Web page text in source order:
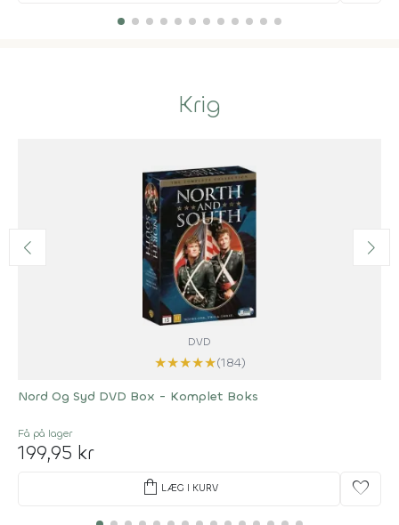
Krig
DVD
★★★★★(184)
Nord Og Syd DVD Box - Komplet Boks
Få på lager
199,95 kr
shopping_bag LÆG I KURV favorite